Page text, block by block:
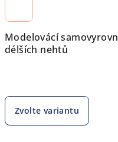
Modelovácí
délších nehtů
Zvolte variantu